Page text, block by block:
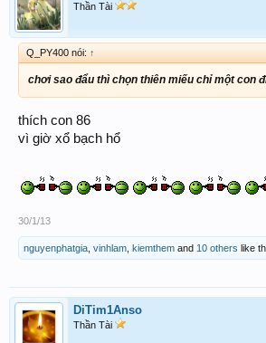
Thần Tài
Q_PY400 nói: ↑
chơi sao đẩu thì chọn thiên miếu chỉ một con
thích con 86
vì giờ xổ bạch hổ
30/1/13
nguyenphatgia vinhlam kiemthem and 10 others like
DiTim1Anso
Thần Tài